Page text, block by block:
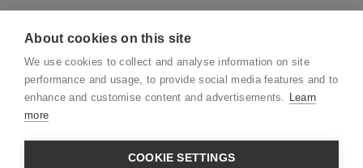
Juridisk
CSR
About cookies on this site
We use cookies to collect and analyse information on site
performance and usage, to provide social media features and to
enhance and customise content and advertisements. Learn
more
COOKIE SETTINGS